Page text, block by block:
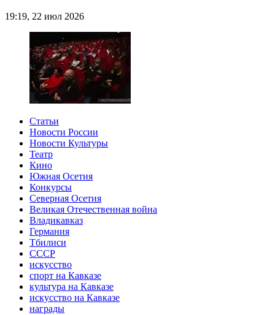
19:19, 22 июл 2026
Статьи
Новости России
Новости Культуры
Театр
Кино
Южная Осетия
Конкурсы
Северная Осетия
Великая Отечественная война
Владикавказ
Германия
Тбилиси
СССР
искусство
спорт на Кавказе
культура на Кавказе
искусство на Кавказе
награды